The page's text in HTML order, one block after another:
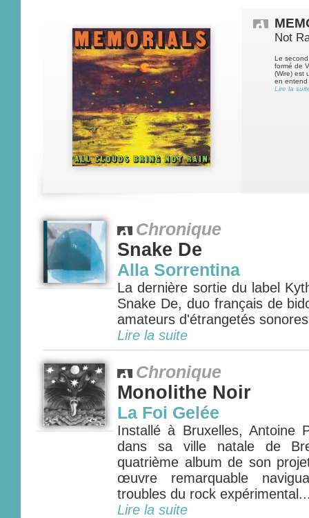
Not
Le
formé de
(Wire) est
en
Lire la
Chronique
Snake De
Alla Sorrentina
La dernière sortie du label
Snake De, duo français de
amateurs d'étrangetés
Lire la suite
Chronique
Monolithe Noir
La Foi Gelée
Installé à Bruxelles, Antoine
dans sa ville natale de
quatrième album de son
œuvre remarquable
troubles du rock
Lire la suite